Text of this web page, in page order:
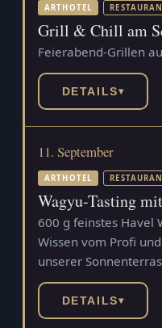
ARTHOTEL
Grill & Chill am
Feierabend-Grillen
DETAILS▾
11. September
ARTHOTEL
Wagyu-Tasting
600 g feinstes Havel
Wissen vom Profi
unserer
DETAILS▾